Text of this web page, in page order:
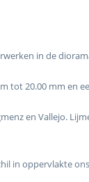
in de
tot 20.00 mm en
en Vallejo.
in oppervlakte